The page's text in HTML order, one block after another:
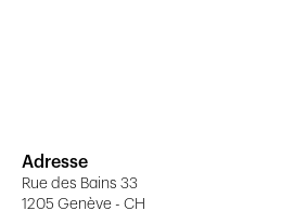
Adresse
Rue des Bains 33
1205 Genève - CH